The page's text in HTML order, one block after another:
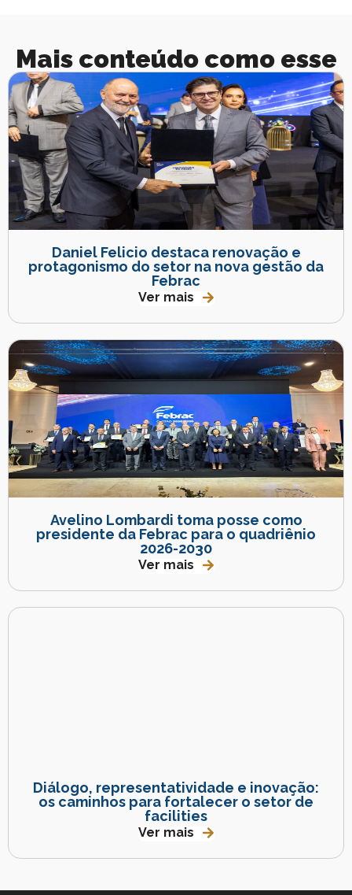
Mais conteúdo como esse
Daniel Felicio destaca renovação e
protagonismo do setor na nova gestão da
Febrac
Ver mais
Avelino Lombardi toma posse como
presidente da Febrac para o quadriênio
2026-2030
Ver mais
Diálogo, representatividade e inovação:
os caminhos para fortalecer o setor de
facilities
Ver mais